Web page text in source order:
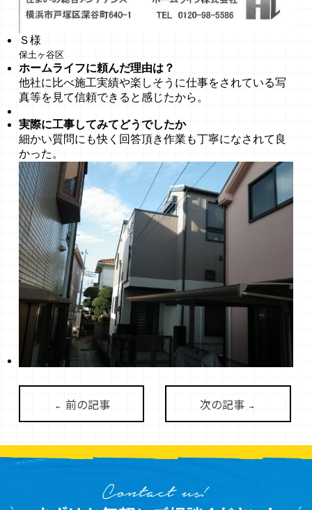
Ｓ様
保土ヶ谷区
ホームライフに頼んだ理由は？
他社に比べ施工実績や楽しそうに仕事をされている写
真等を見て信頼できると感じたから。
実際に工事してみてどうでしたか
細かい質問にも快く回答頂き作業も丁寧になされて良
かった。
← 前の記事 次の記事 →